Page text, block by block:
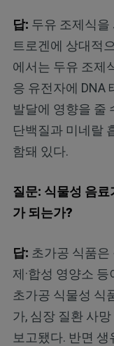
답: 두유 조제식을
트로겐에 상대적
에서는 두유 조제
응 유전자에 DNA
발달에 영향을 줄
단백질과 미네랄
함돼 있다.
질문: 식물성 음료
가 되는가?
답: 초가공 식품은
제·합성 영양소
초가공 식물성 식
가, 심장 질환 사
보고됐다. 반면